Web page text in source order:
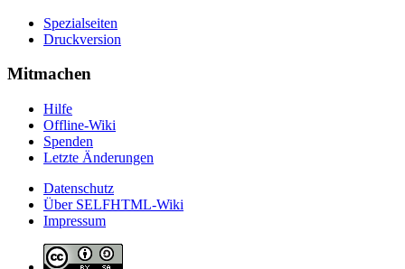
Spezialseiten
Druckversion
Mitmachen
Hilfe
Offline-Wiki
Spenden
Letzte Änderungen
Datenschutz
Über SELFHTML-Wiki
Impressum